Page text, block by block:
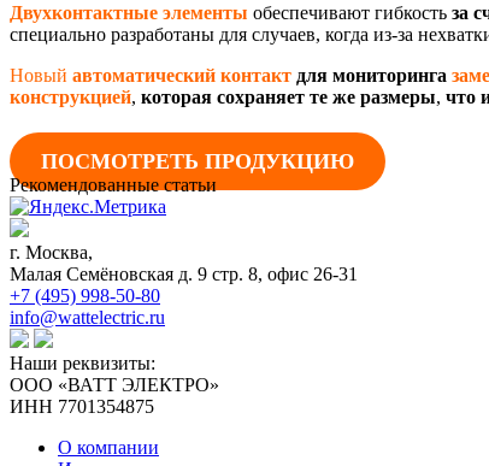
Двухконтактные элементы обеспечивают гибкость за
специально разработаны для случаев, когда из-за
Новый автоматический контакт для мониторинга
конструкцией, которая сохраняет те же размеры, что
ПОСМОТРЕТЬ ПРОДУКЦИЮ
Рекомендованные статьи
г. Москва,
Малая Семёновская д. 9 стр. 8, офис 26-31
+7 (495) 998-50-80
info@wattelectric.ru
Наши реквизиты:
ООО «ВАТТ ЭЛЕКТРО»
ИНН 7701354875
О компании